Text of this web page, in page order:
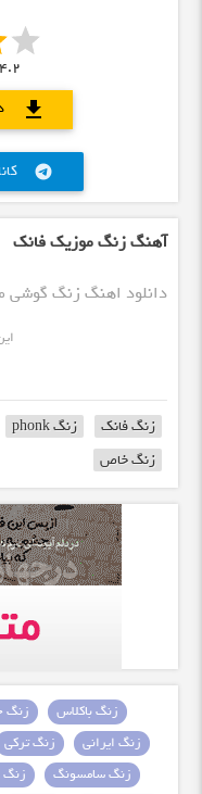
4.2
download
telegram
آهنگ زنگ موزیک فانک
دانلود اهنگ زنگ گوشی
زنگ فانک زنگ phonk
زنگ خاص
زنگ باکلاس زنگ
زنگ ایرانی
زنگ ترکی
زنگ سامسونگ
زنگ